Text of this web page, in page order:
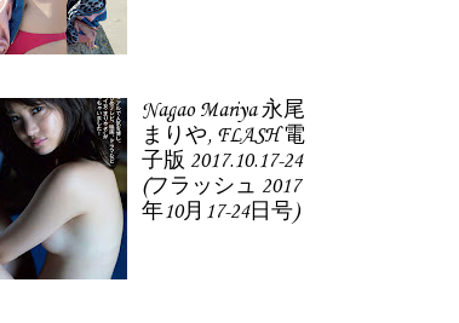
Nagao Mariya 永尾
まりや, FLASH 電
子版 2017.10.17-24
(フラッシュ 2017
年10月17-24日号)